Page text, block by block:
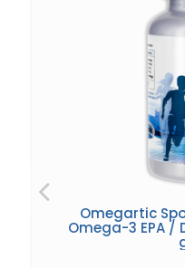
Omegartic
Omega-3 EPA /